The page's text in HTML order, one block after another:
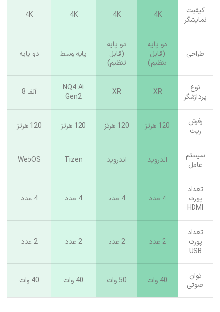
کیفیت
نمایشگر
4K
4K
4K
4K
طراحی
دو پایه
(قابل
تنظیم)
دو پایه
(قابل
تنظیم)
پایه وسط دو پایه
نوع
پردازشگر
XR
XR
NQ4 Ai
Gen2
آلفا 8
رفرش
ریت
120 هرتز 120 هرتز 120 هرتز 120 هرتز
سیستم
عامل
اندروید اندروید Tizen
WebOS
تعداد
پورت
HDMI
4 عدد 4 عدد 4 عدد 4 عدد
تعداد
پورت
USB
2 عدد 2 عدد 2 عدد 2 عدد
توان
صوتی
40 وات 50 وات 40 وات 40 وات